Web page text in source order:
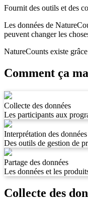
Fournit des outils et des
Les données de
peuvent changer les
NatureCounts existe
Comment ça
Collecte des données
Les participants aux
Interprétation des données
Des outils de gestion de
Partage des données
Les données et les
Collecte des